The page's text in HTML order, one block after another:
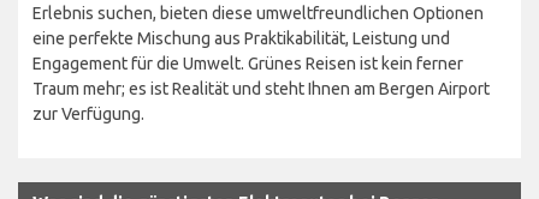
Erlebnis suchen, bieten diese umweltfreundlichen Optionen
eine perfekte Mischung aus Praktikabilität, Leistung und
Engagement für die Umwelt. Grünes Reisen ist kein ferner
Traum mehr; es ist Realität und steht Ihnen am Bergen Airport
zur Verfügung.